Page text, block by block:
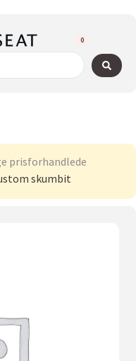
0
prisforhandlede
skumbit